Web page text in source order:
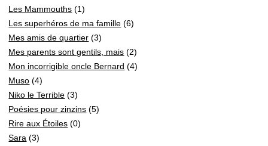
Les Mammouths (1)
Les superhéros de ma famille (6)
Mes amis de quartier (3)
Mes parents sont gentils, mais (2)
Mon incorrigible oncle Bernard (4)
Muso (4)
Niko le Terrible (3)
Poésies pour zinzins (5)
Rire aux Étoiles (0)
Sara (3)